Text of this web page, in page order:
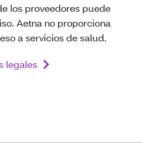
los proveedores puede
Aetna no proporciona
a servicios de salud.
legales